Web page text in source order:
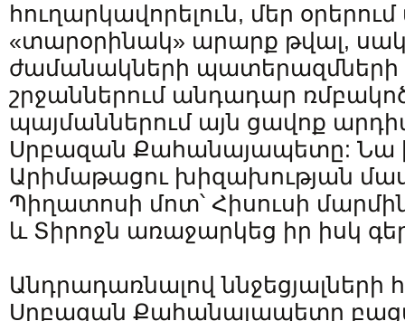
հուղարկավորելուն, մեր
«տարօրինակ» արարք թվալ,
ժամանակների պատերազմների
շրջաններում անդադար
պայմաններում այն ցավոք
Սրբազան Քահանայապետը: Նա
Արիմաթացու խիզախության
Պիղատոսի մոտ՝ Հիսուսի
և Տիրոջն առաջարկեց իր իսկ
Անդրադառնալով ննջեցյալների
Սրբազան Քահանայապետը